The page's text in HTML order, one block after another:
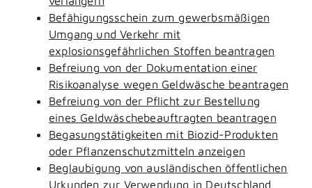
Befähigungsschein zum gewerbsmäßigen
Umgang und Verkehr mit
explosionsgefährlichen Stoffen beantragen
Befreiung von der Dokumentation einer
Risikoanalyse wegen Geldwäsche beantragen
Befreiung von der Pflicht zur Bestellung
eines Geldwäschebeauftragten beantragen
Begasungstätigkeiten mit Biozid-Produkten
oder Pflanzenschutzmitteln anzeigen
Beglaubigung von ausländischen öffentlichen
Urkunden zur Verwendung in Deutschland